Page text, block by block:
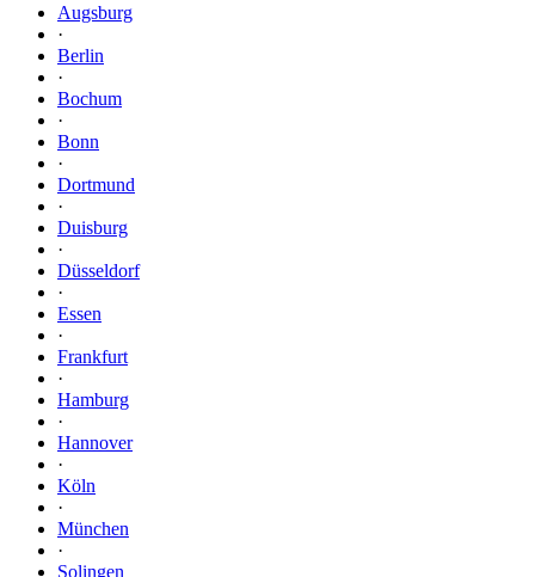
Augsburg
·
Berlin
·
Bochum
·
Bonn
·
Dortmund
·
Duisburg
·
Düsseldorf
·
Essen
·
Frankfurt
·
Hamburg
·
Hannover
·
Köln
·
München
·
Solingen